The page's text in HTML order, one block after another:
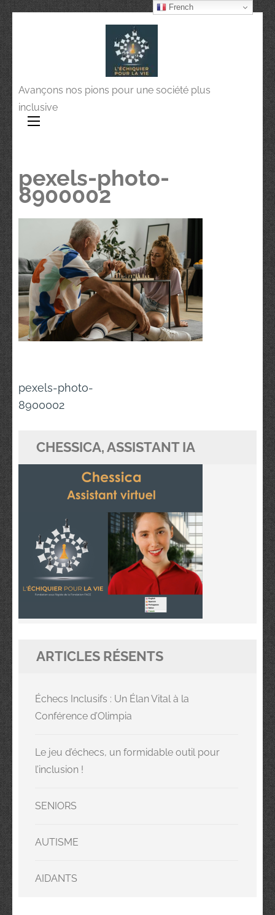
Avançons nos pions pour une société plus
inclusive
pexels-photo-
8900002
Navigation
de
pexels-photo-
8900002
CHESSICA, ASSISTANT IA
ARTICLES RÉSENTS
Échecs Inclusifs : Un Élan Vital à la
Conférence d’Olimpia
Le jeu d’échecs, un formidable outil pour
l’inclusion !
SENIORS
AUTISME
AIDANTS
French